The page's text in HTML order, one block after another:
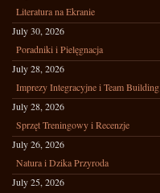
Literatura na Ekranie
July 30, 2026
Poradniki i Pielęgnacja
July 28, 2026
Imprezy Integracyjne i Team Building
July 28, 2026
Sprzęt Treningowy i Recenzje
July 26, 2026
Natura i Dzika Przyroda
July 25, 2026